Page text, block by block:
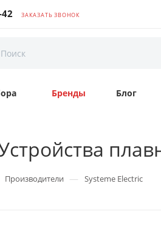
ЗАКАЗАТЬ ЗВОНОК
Бренды Блог
Производители — Systeme Electric